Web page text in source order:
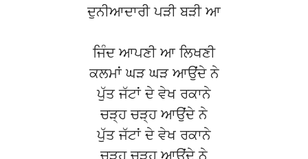
ਦੁਨੀਆਦਾਰੀ ਪੜੀ ਬੜੀ ਆ
ਜਿੰਦ ਆਪਣੀ ਆ ਲਿਖਣੀ
ਕਲਮਾਂ ਘੜ ਘੜ ਆਉਂਦੇ ਨੇ
ਪੁੱਤ ਜੱਟਾਂ ਦੇ ਵੇਖ ਰਕਾਨੇ
ਚੜ੍ਹ ਚੜ੍ਹ ਆਉਂਦੇ ਨੇ
ਪੁੱਤ ਜੱਟਾਂ ਦੇ ਵੇਖ ਰਕਾਨੇ
ਚੜ੍ਹ ਚੜ੍ਹ ਆਉਂਦੇ ਨੇ